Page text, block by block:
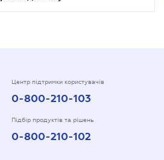
Центр підтримки користувачів
0-800-210-103
Підбір продуктів та рішень
0-800-210-102